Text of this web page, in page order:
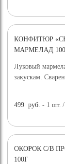
КОНФИТЮР
МАРМЕЛАД
Луковый
закускам.
499 руб. - 1шт.
ОКОРОК С/В
100Г